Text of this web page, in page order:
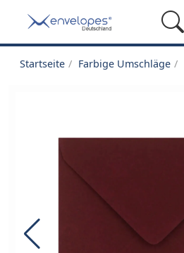
Startseite Farbige Umschläge